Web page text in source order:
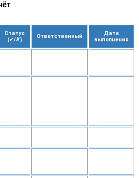
Статус
(✓/✗)
Ответственный
Дата
выполнения